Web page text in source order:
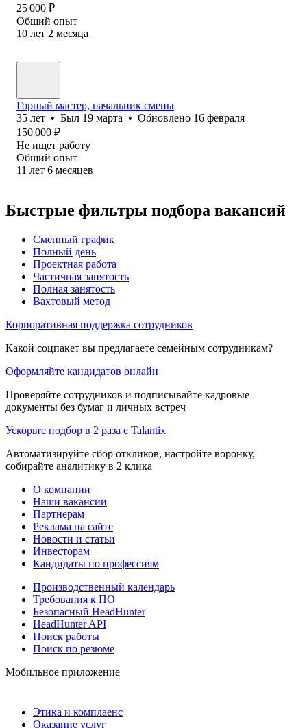
25 000 ₽
Общий опыт
10 лет 2 месяца
Горный мастер, начальник смены
35 лет • Был 19 марта • Обновлено 16 февраля
150 000 ₽
Не ищет работу
Общий опыт
11 лет 6 месяцев
Быстрые фильтры подбора вакансий
Сменный график
Полный день
Проектная работа
Частичная занятость
Полная занятость
Вахтовый метод
Корпоративная поддержка сотрудников
Какой соцпакет вы предлагаете семейным сотрудникам?
Оформляйте кандидатов онлайн
Проверяйте сотрудников и подписывайте кадровые
документы без бумаг и личных встреч
Ускорьте подбор в 2 раза с Talantix
Автоматизируйте сбор откликов, настройте воронку,
собирайте аналитику в 2 клика
О компании
Наши вакансии
Партнерам
Реклама на сайте
Новости и статьи
Инвесторам
Кандидаты по профессиям
Производственный календарь
Требования к ПО
Безопасный HeadHunter
HeadHunter API
Поиск работы
Поиск по резюме
Мобильное приложение
Этика и комплаенс
Оказание услуг